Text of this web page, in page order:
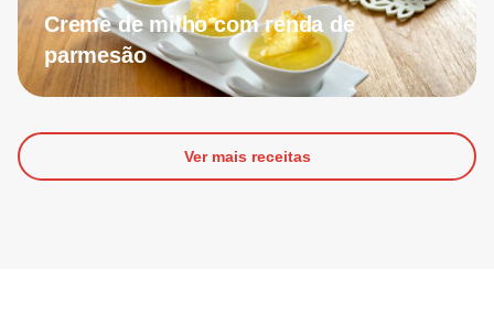
Creme de milho com renda de
parmesão
Ver mais receitas